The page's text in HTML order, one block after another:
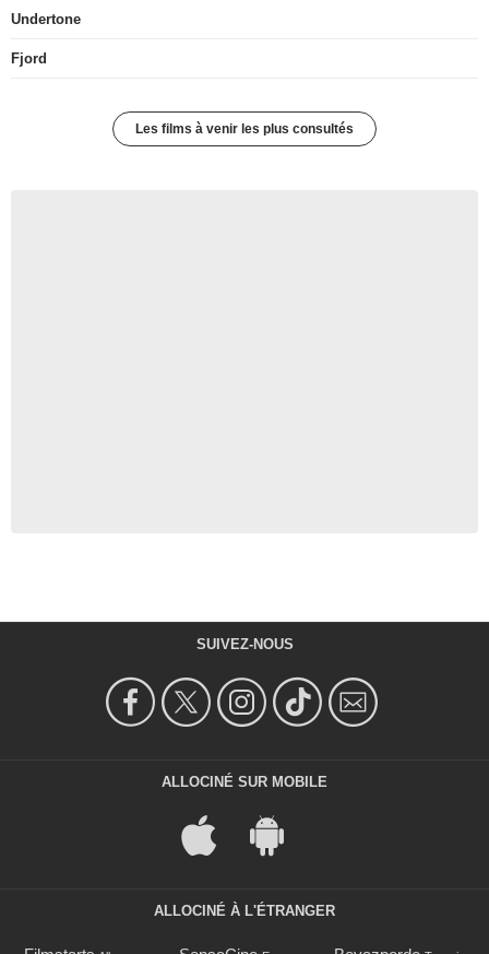
Undertone
Fjord
Les films à venir les plus consultés
SUIVEZ-NOUS
ALLOCINÉ SUR MOBILE
ALLOCINÉ À L'ÉTRANGER